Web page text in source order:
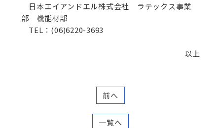
日本エイアンドエル株式会社 ラテックス事業
部 機能材部
TEL：(06)6220-3693
以上
前へ
一覧へ